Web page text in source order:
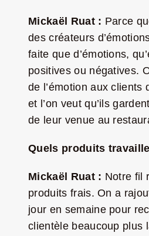
Mickaël Ruat : Parce
des créateurs
faite que d’émotions,
positives ou négatives.
de l’émotion aux clients
et l’on veut qu’ils
de leur venue au
Quels produits
Mickaël Ruat : Notre fil
produits frais. On a
jour en semaine pour
clientèle beaucoup plus